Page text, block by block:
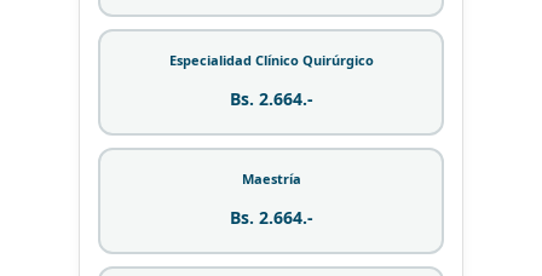
Especialidad Clínico Quirúrgico
Bs. 2.664.-
Maestría
Bs. 2.664.-